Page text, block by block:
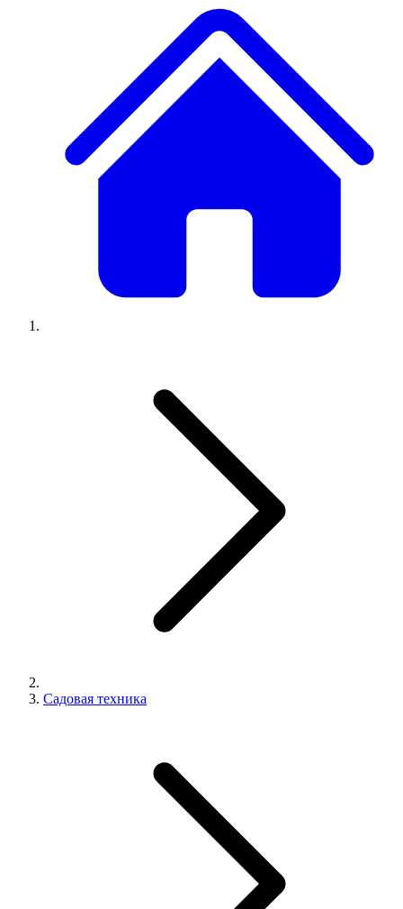
Садовая техника